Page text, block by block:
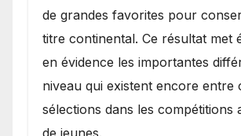
de grandes favorites pour
titre continental. Ce résultat met
en évidence les importantes
niveau qui existent encore entre
sélections dans les compétitions
de jeunes.